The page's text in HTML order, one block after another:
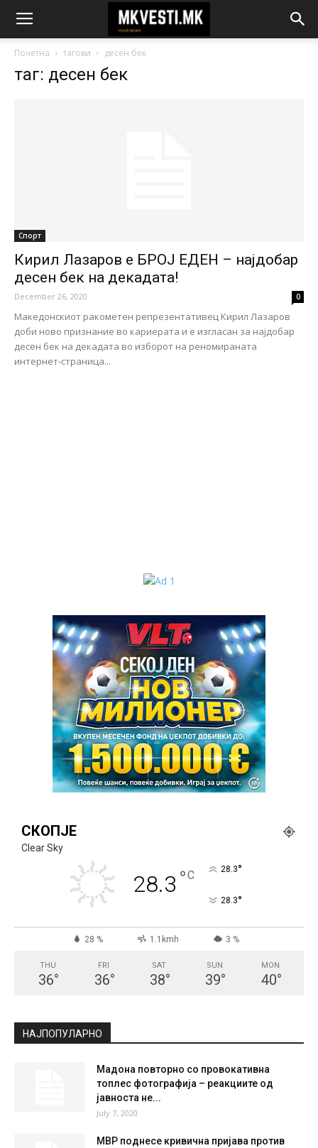
Почетна тагови десен бек
таг: десен бек
Спорт
Кирил Лазаров е БРОЈ ЕДЕН – најдобар
десен бек на декадата!
December 26, 2020 0
Македонскиот ракометен репрезентативец Кирил Лазаров
доби ново признание во кариерата и е изгласан за најдобар
десен бек на декадата во изборот на реномираната
интернет-страница...
СКОПЈЕ
Clear Sky
28.3 °C 28.3°
28.3°
28 % 1.1kmh 3 %
THU
36°
FRI
36°
SAT
38°
SUN
39°
MON
40°
НАЈПОПУЛАРНО
Мадона повторно со провокативна
топлес фотографија – реакциите од
јавноста не...
July 7, 2020
МВР поднесе кривична пријава против